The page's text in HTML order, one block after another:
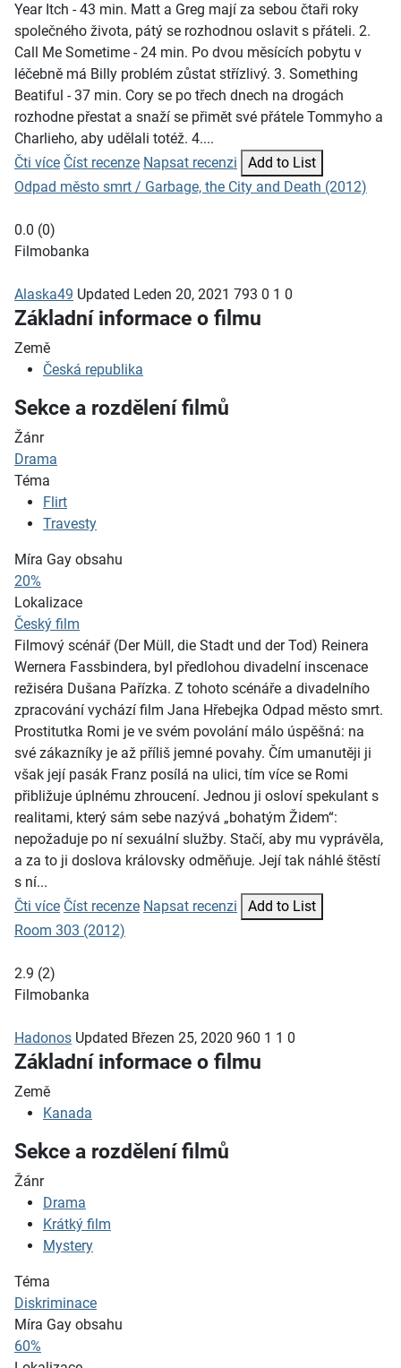
Year Itch - 43 min. Matt a Greg mají za sebou čtaři roky
společného života, pátý se rozhodnou oslavit s přáteli. 2.
Call Me Sometime - 24 min. Po dvou měsících pobytu v
léčebně má Billy problém zůstat střízlivý. 3. Something
Beatiful - 37 min. Cory se po třech dnech na drogách
rozhodne přestat a snaží se přimět své přátele Tommyho a
Charlieho, aby udělali totéž. 4....
Čti více Číst recenze Napsat recenzi
Add to List
Odpad město smrt / Garbage, the City and Death (2012)
0.0 (0)
Filmobanka
Alaska49 Updated Leden 20, 2021 793 0 1 0
Základní informace o filmu
Země
Česká republika
Sekce a rozdělení filmů
Žánr
Drama
Téma
Flirt
Travesty
Míra Gay obsahu
20%
Lokalizace
Český film
Filmový scénář (Der Müll, die Stadt und der Tod) Reinera
Wernera Fassbindera, byl předlohou divadelní inscenace
režiséra Dušana Pařízka. Z tohoto scénáře a divadelního
zpracování vychází film Jana Hřebejka Odpad město smrt.
Prostitutka Romi je ve svém povolání málo úspěšná: na
své zákazníky je až příliš jemné povahy. Čím umanutěji ji
však její pasák Franz posílá na ulici, tím více se Romi
přibližuje úplnému zhroucení. Jednou ji osloví spekulant s
realitami, který sám sebe nazývá „bohatým Židem“:
nepožaduje po ní sexuální služby. Stačí, aby mu vyprávěla,
a za to ji doslova královsky odměňuje. Její tak náhlé štěstí
s ní...
Čti více Číst recenze Napsat recenzi
Add to List
Room 303 (2012)
2.9 (2)
Filmobanka
Hadonos Updated Březen 25, 2020 960 1 1 0
Základní informace o filmu
Země
Kanada
Sekce a rozdělení filmů
Žánr
Drama
Krátký film
Mystery
Téma
Diskriminace
Míra Gay obsahu
60%